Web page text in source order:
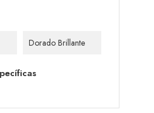
Dorado Brillante